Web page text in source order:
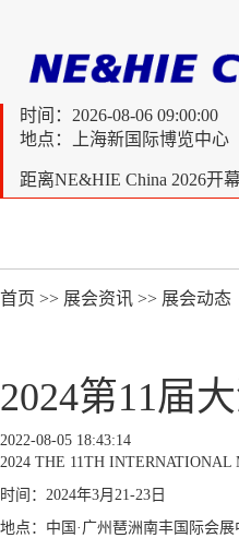
时间： 2026-08-06 09:00:00
地点：上海新国际博览中心
距离NE&HIE China 2026开
首页 >> 展会资讯 >> 展会动态
2024第11届
2022-08-05 18:43:14
2024 THE 11TH
时间：2024年3月21-23日
地点：中国·广州琶洲南丰国际会展